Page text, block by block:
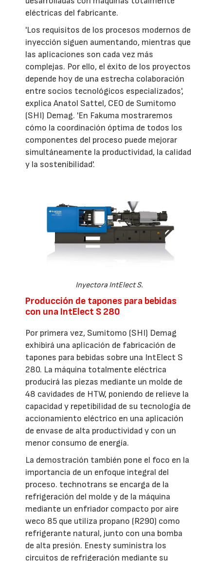
eléctricas del fabricante.
'Los requisitos de los procesos modernos de
inyección siguen aumentando, mientras que
las aplicaciones son cada vez más
complejas. Por ello, el éxito de los proyectos
depende hoy de una estrecha colaboración
entre socios tecnológicos especializados',
explica Anatol Sattel, CEO de Sumitomo
(SHI) Demag. 'En Fakuma mostraremos
cómo la coordinación óptima de todos los
componentes del proceso puede mejorar
simultáneamente la productividad, la calidad
y la sostenibilidad'.
Inyectora IntElect S.
Producción de tapones para bebidas
con una IntElect S 280
Por primera vez, Sumitomo (SHI) Demag
exhibirá una aplicación de fabricación de
tapones para bebidas sobre una IntElect S
280. La máquina totalmente eléctrica
producirá las piezas mediante un molde de
48 cavidades de HTW, poniendo de relieve la
capacidad y repetibilidad de su tecnología de
accionamiento eléctrico en una aplicación
de envase de alta productividad y con un
menor consumo de energía.
La demostración también pone el foco en la
importancia de un enfoque integral del
proceso. technotrans se encarga de la
refrigeración del molde y de la máquina
mediante un enfriador compacto por aire
weco 85 que utiliza propano (R290) como
refrigerante natural, junto con una bomba
de alta presión. Enesty suministra los
circuitos de refrigeración mediante su